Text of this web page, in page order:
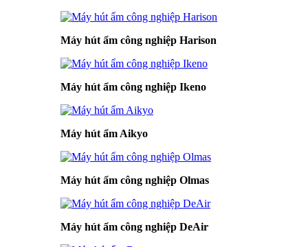
Máy hút ẩm công nghiệp Harison
Máy hút ẩm công nghiệp Ikeno
Máy hút ẩm Aikyo
Máy hút ẩm công nghiệp Olmas
Máy hút ẩm công nghiệp DeAir